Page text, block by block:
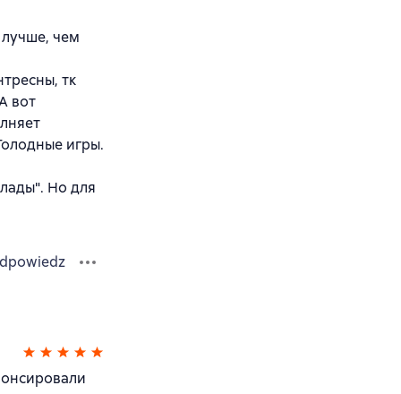
чем
тк
вот
игры.
Но для